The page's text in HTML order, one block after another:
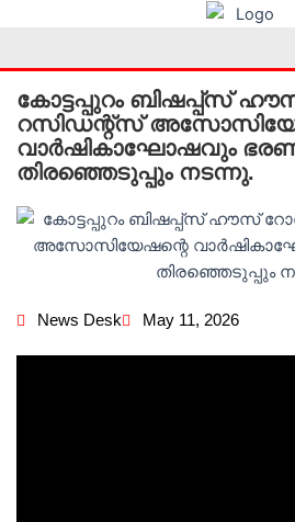
content
കോട്ടപ്പുറം ബിഷപ്പ്സ്
റസിഡന്റ്സ്
വാർഷികാഘോഷവും
തിരഞ്ഞെടുപ്പും നടന്നു.
News Desk May 11, 2026